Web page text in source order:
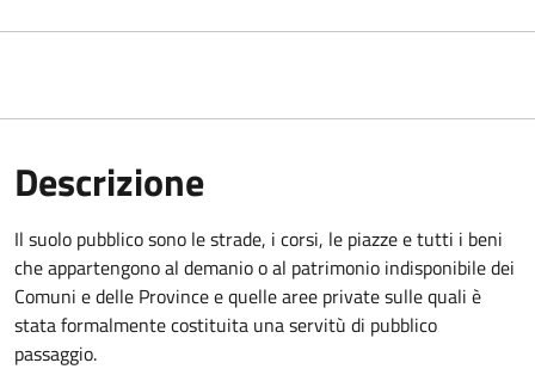
Descrizione
Il suolo pubblico sono le strade, i corsi, le piazze e tutti i beni
che appartengono al demanio o al patrimonio indisponibile dei
Comuni e delle Province e quelle aree private sulle quali è
stata formalmente costituita una servitù di pubblico
passaggio.